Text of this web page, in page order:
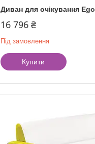
Диван для очікування Ego
16 796 ₴
Під замовлення
Купити